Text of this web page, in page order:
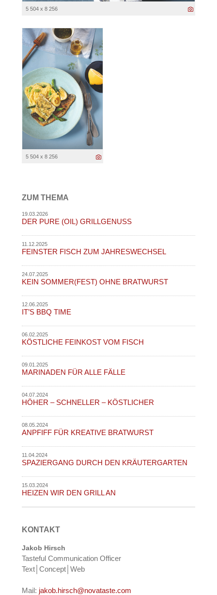
5 504 x 8 256
5 504 x 8 256
ZUM THEMA
19.03.2026
DER PURE (OIL) GRILLGENUSS
11.12.2025
FEINSTER FISCH ZUM JAHRESWECHSEL
24.07.2025
KEIN SOMMER(FEST) OHNE BRATWURST
12.06.2025
IT’S BBQ TIME
06.02.2025
KÖSTLICHE FEINKOST VOM FISCH
09.01.2025
MARINADEN FÜR ALLE FÄLLE
04.07.2024
HÖHER – SCHNELLER – KÖSTLICHER
08.05.2024
ANPFIFF FÜR KREATIVE BRATWURST
11.04.2024
SPAZIERGANG DURCH DEN KRÄUTERGARTEN
15.03.2024
HEIZEN WIR DEN GRILL AN
KONTAKT
Jakob Hirsch
Tasteful Communication Officer
Text│Concept│Web
Mail: jakob.hirsch@novataste.com